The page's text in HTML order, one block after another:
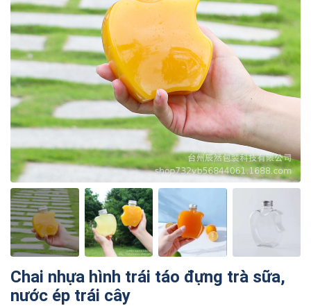
Chai nhựa hình trái táo đựng trà sữa,
nước ép trái cây